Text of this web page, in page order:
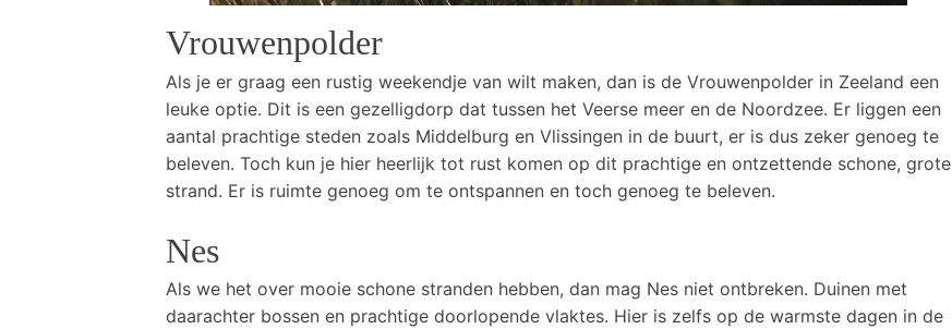
Vrouwenpolder
Als je er graag een rustig weekendje van wilt maken, dan is de Vrouwenpolder in Zeeland een
leuke optie. Dit is een gezelligdorp dat tussen het Veerse meer en de Noordzee. Er liggen een
aantal prachtige steden zoals Middelburg en Vlissingen in de buurt, er is dus zeker genoeg te
beleven. Toch kun je hier heerlijk tot rust komen op dit prachtige en ontzettende schone, grote
strand. Er is ruimte genoeg om te ontspannen en toch genoeg te beleven.
Nes
Als we het over mooie schone stranden hebben, dan mag Nes niet ontbreken. Duinen met
daarachter bossen en prachtige doorlopende vlaktes. Hier is zelfs op de warmste dagen in de